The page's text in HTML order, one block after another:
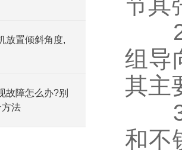
放置倾斜角度,
故障怎么办?别
法
2.
组导
其主
3.
和不